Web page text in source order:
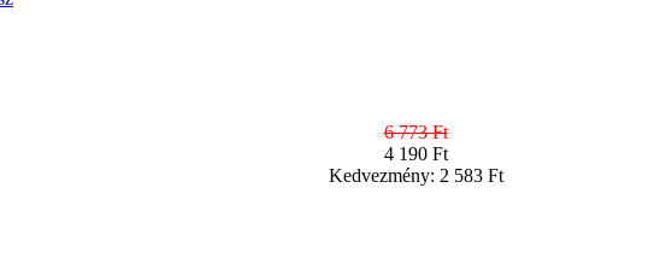
6 773 Ft
4 190 Ft
Kedvezmény: 2 583 Ft